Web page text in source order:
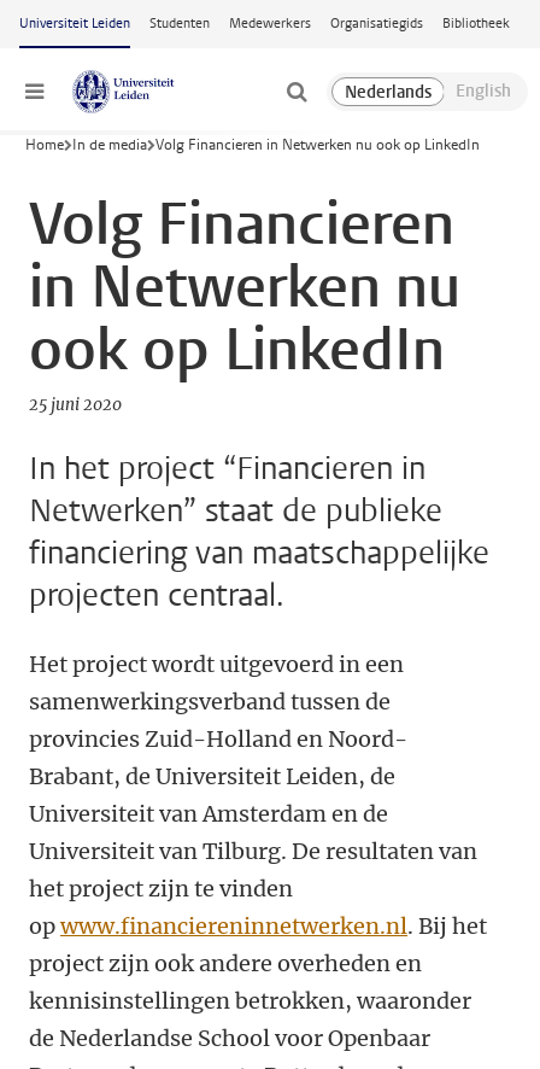
Ga naar hoofdinhoud
Universiteit Leiden Studenten Medewerkers Organisatiegids Bibliotheek
Menu
Home In de media Volg Financieren in Netwerken nu ook op LinkedIn
Volg Financieren
in Netwerken nu
ook op LinkedIn
25 juni 2020
In het project “Financieren in
Netwerken” staat de publieke
financiering van maatschappelijke
projecten centraal.
Het project wordt uitgevoerd in een
samenwerkingsverband tussen de
provincies Zuid-Holland en Noord-
Brabant, de Universiteit Leiden, de
Universiteit van Amsterdam en de
Universiteit van Tilburg. De resultaten van
het project zijn te vinden
opwww.financiereninnetwerken.nl. Bij het
project zijn ook andere overheden en
kennisinstellingen betrokken, waaronder
de Nederlandse School voor Openbaar